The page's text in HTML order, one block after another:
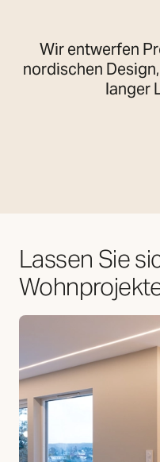
Wir entwerfen
nordischen
langer
Lassen Sie